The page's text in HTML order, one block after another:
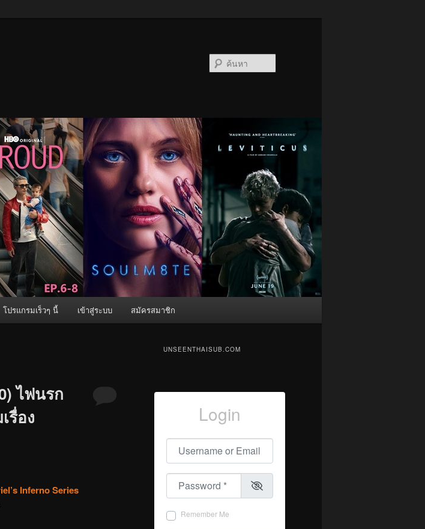
โปรแกรมเร็วๆ นี้ เข้าสู่ระบบ สมัครสมาชิก
ไฟนรก
รื่อง
Inferno Series
UNSEENTHAISUB.COM
Login
Username or Email
Password
Remember Me